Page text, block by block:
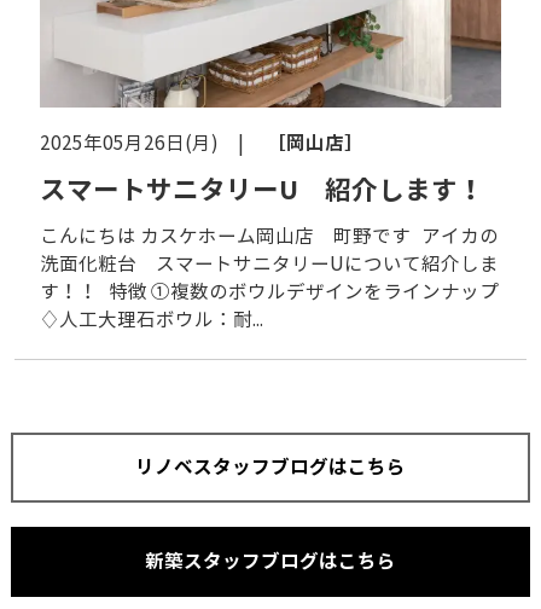
2025年05月26日(月) | ［岡山店］
スマートサニタリーU 紹介します！
こんにちは カスケホーム岡山店 町野です アイカの
洗面化粧台 スマートサニタリーUについて紹介しま
す！！ 特徴 ①複数のボウルデザインをラインナップ
♢人工大理石ボウル：耐...
リノベスタッフブログはこちら
新築スタッフブログはこちら